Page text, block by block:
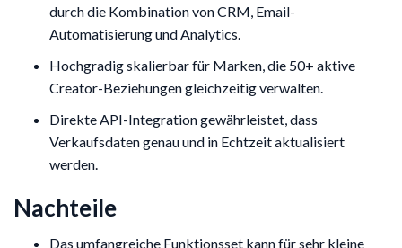
durch die Kombination von CRM, Email-
Automatisierung und Analytics.
Hochgradig skalierbar für Marken, die 50+ aktive
Creator-Beziehungen gleichzeitig verwalten.
Direkte API-Integration gewährleistet, dass
Verkaufsdaten genau und in Echtzeit aktualisiert
werden.
Nachteile
Das umfangreiche Funktionsset kann für sehr kleine